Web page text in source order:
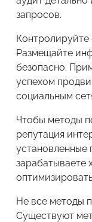
запросов.
Контролируйте
Размещайте
безопасно.
успехом
социальным
Чтобы методы
репутация
установленные
зарабатываете
Не все методы
Существуют